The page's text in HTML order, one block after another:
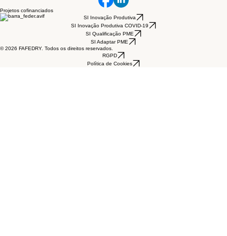
Projetos cofinanciados
SI Inovação Produtiva
SI Inovação Produtiva COVID-19
SI Qualificação PME
SI Adaptar PME
© 2026 FAFEDRY. Todos os direitos reservados.
RGPD
Política de Cookies